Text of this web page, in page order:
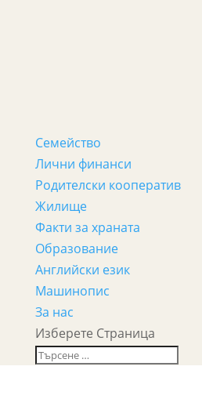
Семейство
Лични финанси
Родителски кооператив
Жилище
Факти за храната
Образование
Английски език
Машинопис
За нас
Изберете Страница